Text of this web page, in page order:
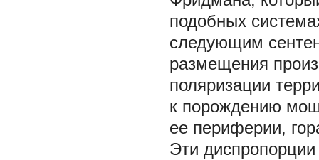
подобных
следующим
размещения
поляризации
к порождению
ее периферии,
Эти